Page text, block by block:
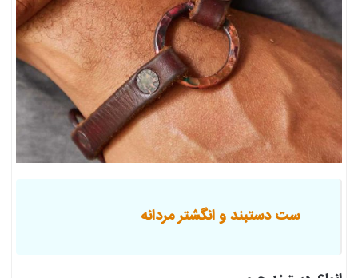
ست دستبند و انگشتر مردانه